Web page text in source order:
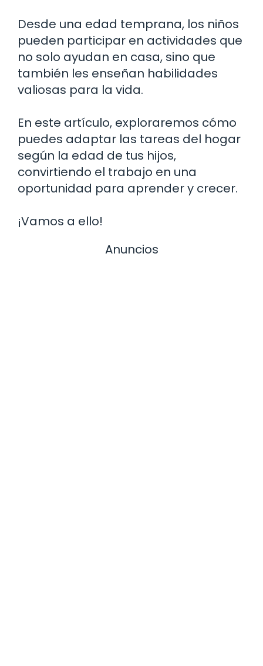
Desde una edad temprana, los niños
pueden participar en actividades que
no solo ayudan en casa, sino que
también les enseñan habilidades
valiosas para la vida.
En este artículo, exploraremos cómo
puedes adaptar las tareas del hogar
según la edad de tus hijos,
convirtiendo el trabajo en una
oportunidad para aprender y crecer.
¡Vamos a ello!
Anuncios